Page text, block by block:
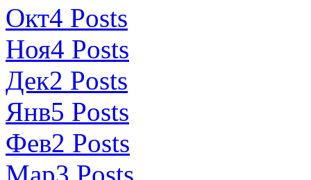
Окт4 Posts
Ноя4 Posts
Дек2 Posts
Янв5 Posts
Фев2 Posts
Мар3 Posts